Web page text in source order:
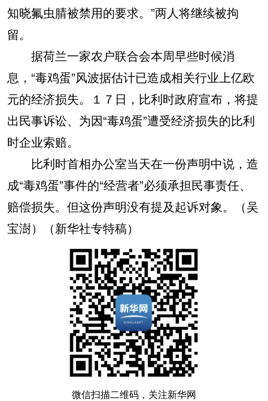
知晓氟虫腈被禁用的要求。”两人将继续被拘
留。
据荷兰一家农户联合会本周早些时候消
息，“毒鸡蛋”风波据估计已造成相关行业上亿欧
元的经济损失。１７日，比利时政府宣布，将提
出民事诉讼、为因“毒鸡蛋”遭受经济损失的比利
时企业索赔。
比利时首相办公室当天在一份声明中说，造
成“毒鸡蛋”事件的“经营者”必须承担民事责任、
赔偿损失。但这份声明没有提及起诉对象。（吴
宝澍）（新华社专特稿）
微信扫描二维码，关注新华网